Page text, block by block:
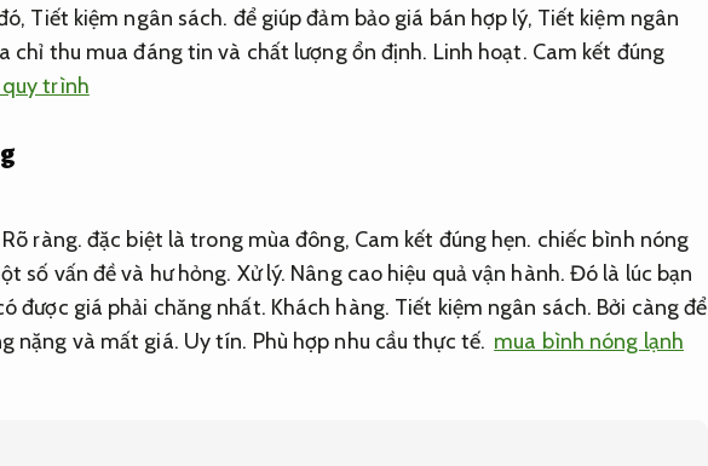
Tiết kiệm ngân sách. để giúp đảm bảo giá bán hợp lý, Tiết kiệm ngân
chỉ thu mua đáng tin và chất lượng ổn định. Linh hoạt. Cam kết đúng
trình
Rõ ràng. đặc biệt là trong mùa đông, Cam kết đúng hẹn. chiếc bình nóng
số vấn đề và hư hỏng. Xử lý. Nâng cao hiệu quả vận hành. Đó là lúc bạn
được giá phải chăng nhất. Khách hàng. Tiết kiệm ngân sách. Bởi càng để
nặng và mất giá. Uy tín. Phù hợp nhu cầu thực tế. mua bình nóng lạnh